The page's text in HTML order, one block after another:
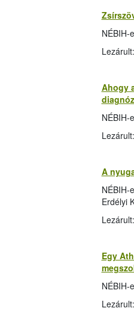
NÉBIH-
Ahogy
NÉBIH-
A
NÉBIH-
Erdélyi
Egy
NÉBIH-